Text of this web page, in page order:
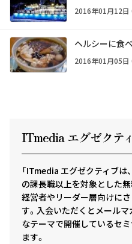
2016年01月12日
ヘルシーに食
2016年01月05日
ITmedia エグゼクティ
「ITmedia エグゼクティブは
の課長職以上を対象とした
経営者やリーダー層向けに
す。入会いただくとメール
なテーマで開催しているセ
ます。